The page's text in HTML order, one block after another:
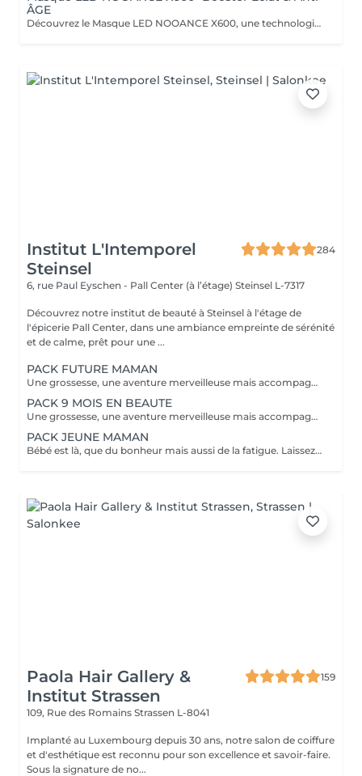
ÂGE
Découvrez le Masque LED NOOANCE X600, une technologie de luminothérapie conçue pour améliorer l'éclat de la peau, stimuler le collagène et aider à réduire les signes de fatigue et de l'âge en seulement 10 minutes. Séance découverte : 15€ au lieu de 20€ Si vous testez le masque puis décidez de l'acheter chez OXYZEN MAMER : 10% de remise sur le masque NOOANCE X600 : 629,10€ au lieu de 699€ Séance découverte remboursée : -20€ 2 séances d'Infrathérapie offertes d'une valeur de 98€ Soit un avantage total de 187,90€ offert chez OXYZEN MAMER. L'association du Masque NOOANCE X600 et de l'Infrathérapie permet d'optimiser les résultats grâce à une meilleure stimulation et récupération cellulaire.
Institut L'Intemporel
Steinsel
284
6, rue Paul Eyschen - Pall Center (à l’étage) Steinsel L-7317
Découvrez notre institut de beauté à Steinsel à l'étage de
l'épicerie Pall Center, dans une ambiance empreinte de sérénité
et de calme, prêt pour une ...
PACK FUTURE MAMAN
Une grossesse, une aventure merveilleuse mais accompagnée bien souvent de fatigue, jambes lourdes, teint brouillé, morale up and down, alors pour vous soulager, nous avons créé nos packs. A commencer au second trimestre 6 massages prénatals ( à raison d'un /mois) 1 soin visage Bulle de douceur/ purifiant ou hydratant intense selon votre type de peau. ( avant l'arrivée de bébé et la maternité) 2 beautés des pieds, car à moins d'être une acrobate en fin de parcours nos pieds sont loin ;-) 1 crème spécial vergeture Clarins et 1 protection UV 50 pour éviter les tâches pigmentaires. Prix spécial de 920€ à la place de 1135€. A offrir ou à s'offrir.
PACK 9 MOIS EN BEAUTE
Une grossesse, une aventure merveilleuse mais accompagnée bien souvent de fatigue, jambes lourdes, teint brouillé, morale up and down, alors pour vous soulager, nous avons créé nos packs. A commencer au second trimestre 12 massages prénatal ( à raison de 2 /mois) 4 soins visage Bulle de douceur/ purifiant ou hydratant intense selon votre type de peau. ( à étaler selon vos envies ou toutes 6 semaines ) 3 beautés des pieds, car à moins d'être une acrobate en fin de parcours nos pieds sont loin ;-) 1 crème spécial vergetures Clarins, 1 huile tonic Clarins et 1 protection UV 50 Clarins pour éviter les tâches pigmentaires. Prix spécial de 1899€ à la place de 2415€. A offrir ou à s'offrir.
PACK JEUNE MAMAN
Bébé est là, que du bonheur mais aussi de la fatigue. Laissez papa s'occuper de la prunelle de vos yeux et venez passer du temps chez nous pour simplement vous détendre. - Soin visage hydratant (ou autre soin complet au choix dans nos classiques) - Massage détente aromatique - Manucure et beauté des pieds Reconnexion totale avec vous même grâce à ce moment privilégié.
Paola Hair Gallery &
Institut Strassen
159
109, Rue des Romains Strassen L-8041
Implanté au Luxembourg depuis 30 ans, notre salon de coiffure
et d'esthétique est reconnu pour son excellence et savoir-faire.
Sous la signature de no...